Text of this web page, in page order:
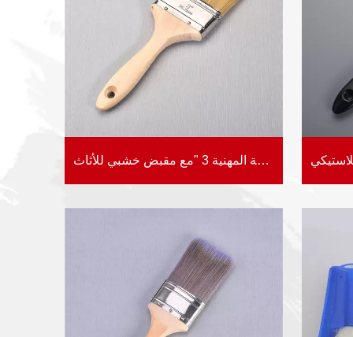
فرشاة الطلاء الاصطناعية المهنية 3 "مع مقبض خشبي للأثاث JL-PR-991